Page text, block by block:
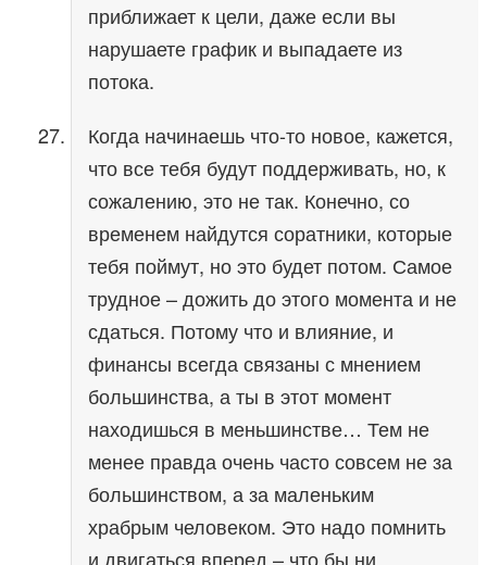
приближает к цели, даже если вы
нарушаете график и выпадаете из
потока.
Когда начинаешь что-то новое, кажется,
что все тебя будут поддерживать, но, к
сожалению, это не так. Конечно, со
временем найдутся соратники, которые
тебя поймут, но это будет потом. Самое
трудное – дожить до этого момента и не
сдаться. Потому что и влияние, и
финансы всегда связаны с мнением
большинства, а ты в этот момент
находишься в меньшинстве… Тем не
менее правда очень часто совсем не за
большинством, а за маленьким
храбрым человеком. Это надо помнить
и двигаться вперед – что бы ни